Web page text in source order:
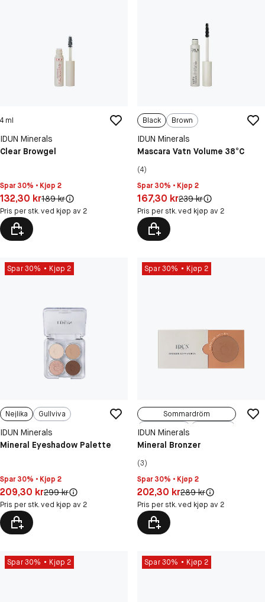
4 ml
IDUN Minerals
Clear Browgel
Spar 30% • Kjøp 2
Pris: 132,30 kr
132,30 krOriginal pris:
189 kr
Pris per stk. ved kjøp av 2
Black Brown
IDUN Minerals
Mascara Vatn Volume 38°C
(4)
Spar 30% • Kjøp 2
Pris: 167,30 kr
167,30 krOriginal pris:
239 kr
Pris per stk. ved kjøp av 2
Spar 30% Kjøp 2
Nejlika Gullviva
IDUN Minerals
Mineral Eyeshadow Palette
Spar 30% • Kjøp 2
Pris: 209,30 kr
209,30 krOriginal pris:
299 kr
Pris per stk. ved kjøp av 2
Spar 30% Kjøp 2
Sommardröm
Midnattssol
Midsommar
IDUN Minerals
Mineral Bronzer
(3)
Spar 30% • Kjøp 2
Pris: 202,30 kr
202,30 krOriginal pris:
289 kr
Pris per stk. ved kjøp av 2
Spar 30% Kjøp 2 Spar 30% Kjøp 2